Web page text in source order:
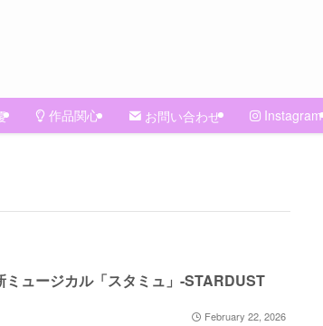
作品関心 お問い合わせ Instagram
ミュージカル「スタミュ」-STARDUST
February 22, 2026